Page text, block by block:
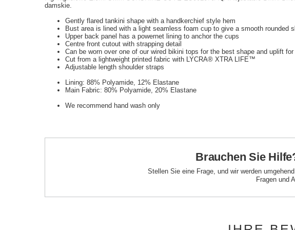
damskie.
Gently flared tankini shape with a handkerchief style hem
Bust area is lined with a light seamless foam cup to give a smooth rounded
Upper back panel has a powernet lining to anchor the cups
Centre front cutout with strapping detail
Can be worn over one of our wired bikini tops for the best shape and uplift
Cut from a lightweight printed fabric with LYCRA® XTRA LIFE™
Adjustable length shoulder straps
Lining: 88% Polyamide, 12% Elastane
Main Fabric: 80% Polyamide, 20% Elastane
We recommend hand wash only
Brauchen Sie
Stellen Sie eine Frage, und wir werden
Fragen und